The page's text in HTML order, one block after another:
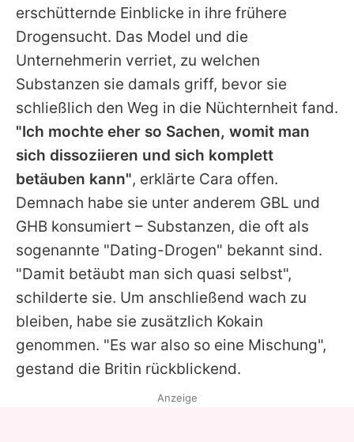
Nutzungsbedingungen
Utiq verwalten
erschütternde Einblicke in ihre frühere
Drogensucht. Das Model und die
Unternehmerin verriet, zu welchen
Substanzen sie damals griff, bevor sie
schließlich den Weg in die Nüchternheit fand.
"Ich mochte eher so Sachen, womit man
sich dissoziieren und sich komplett
betäuben kann", erklärte Cara offen.
Demnach habe sie unter anderem GBL und
GHB konsumiert – Substanzen, die oft als
sogenannte "Dating-Drogen" bekannt sind.
"Damit betäubt man sich quasi selbst",
schilderte sie. Um anschließend wach zu
bleiben, habe sie zusätzlich Kokain
genommen. "Es war also so eine Mischung",
gestand die Britin rückblickend.
Anzeige